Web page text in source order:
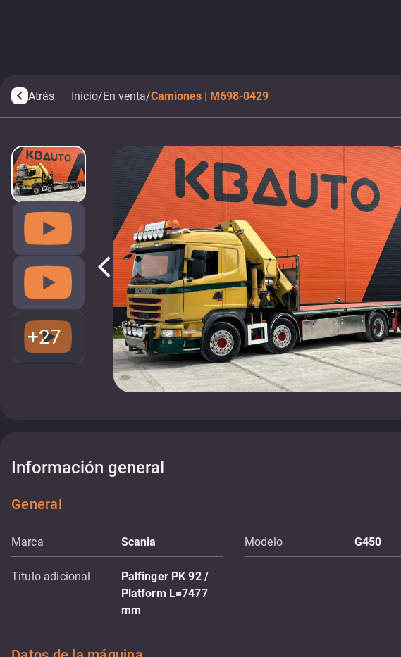
arrow_back_ios Atrás Inicio/En venta/Camiones | M698-0429
arrow_back_ios
+27
Información general
General
Marca Scania Modelo G450
Título adicional
Palfinger PK 92 /
Platform L=7477
mm